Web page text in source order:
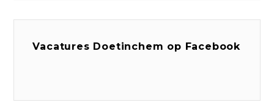
Vacatures Doetinchem op Facebook